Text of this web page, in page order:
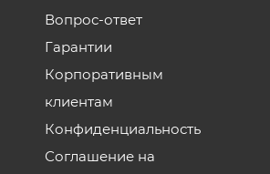
Вопрос-ответ
Гарантии
Корпоративным
клиентам
Конфиденциальность
Соглашение на